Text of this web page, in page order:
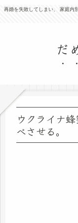
再婚を失敗してしまい、 家庭内
だ
ウクライナ
べさせる。